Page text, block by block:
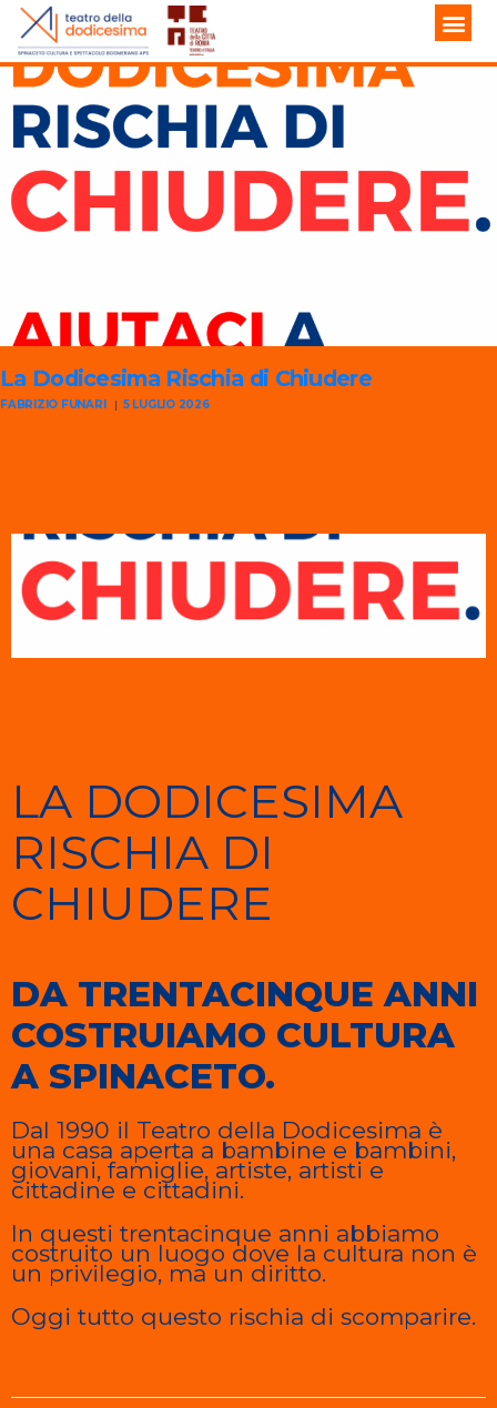
La Dodicesima Rischia di Chiudere
FABRIZIO FUNARI 5 LUGLIO 2026
LA DODICESIMA
RISCHIA DI
CHIUDERE
DA TRENTACINQUE ANNI
COSTRUIAMO CULTURA
A SPINACETO.
Dal 1990 il Teatro della Dodicesima è
una casa aperta a bambine e bambini,
giovani, famiglie, artiste, artisti e
cittadine e cittadini.
In questi trentacinque anni abbiamo
costruito un luogo dove la cultura non è
un privilegio, ma un diritto.
Oggi tutto questo rischia di scomparire.